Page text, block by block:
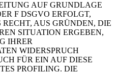
AUF GRUNDLAGE
F DSGVO ERFOLGT,
AUS GRÜNDEN, DIE
SITUATION ERGEBEN,
IHRER
WIDERSPRUCH
FÜR EIN AUF DIESE
PROFILING. DIE